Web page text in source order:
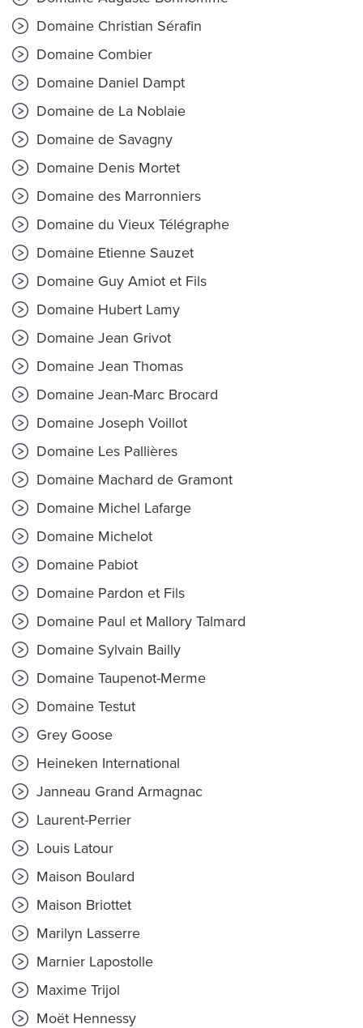
Domaine Christian Sérafin
Domaine Combier
Domaine Daniel Dampt
Domaine de La Noblaie
Domaine de Savagny
Domaine Denis Mortet
Domaine des Marronniers
Domaine du Vieux Télégraphe
Domaine Etienne Sauzet
Domaine Guy Amiot et Fils
Domaine Hubert Lamy
Domaine Jean Grivot
Domaine Jean Thomas
Domaine Jean-Marc Brocard
Domaine Joseph Voillot
Domaine Les Pallières
Domaine Machard de Gramont
Domaine Michel Lafarge
Domaine Michelot
Domaine Pabiot
Domaine Pardon et Fils
Domaine Paul et Mallory Talmard
Domaine Sylvain Bailly
Domaine Taupenot-Merme
Domaine Testut
Grey Goose
Heineken International
Janneau Grand Armagnac
Laurent-Perrier
Louis Latour
Maison Boulard
Maison Briottet
Marilyn Lasserre
Marnier Lapostolle
Maxime Trijol
Moët Hennessy